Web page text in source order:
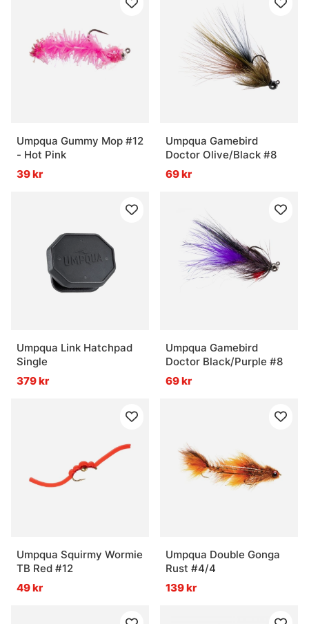
Umpqua Gummy Mop #12
- Hot Pink
39 kr
Umpqua Gamebird
Doctor Olive/Black #8
69 kr
Umpqua Link Hatchpad
Single
379 kr
Umpqua Gamebird
Doctor Black/Purple #8
69 kr
Umpqua Squirmy Wormie
TB Red #12
49 kr
Umpqua Double Gonga
Rust #4/4
139 kr